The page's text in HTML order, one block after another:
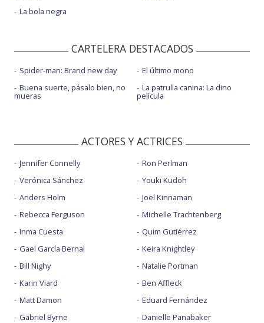
La bola negra
CARTELERA DESTACADOS
Spider-man: Brand new day
Buena suerte, pásalo bien, no
mueras
El último mono
La patrulla canina: La dino
película
ACTORES Y ACTRICES
Jennifer Connelly
Verónica Sánchez
Anders Holm
Rebecca Ferguson
Inma Cuesta
Gael García Bernal
Bill Nighy
Karin Viard
Matt Damon
Gabriel Byrne
Ron Perlman
Youki Kudoh
Joel Kinnaman
Michelle Trachtenberg
Quim Gutiérrez
Keira Knightley
Natalie Portman
Ben Affleck
Eduard Fernández
Danielle Panabaker